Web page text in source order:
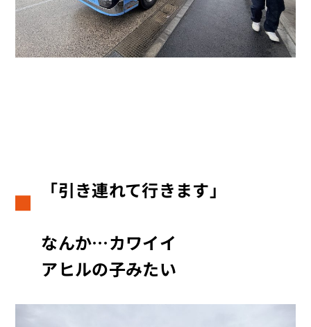
「引き連れて行きます」
なんか…カワイイ
アヒルの子みたい